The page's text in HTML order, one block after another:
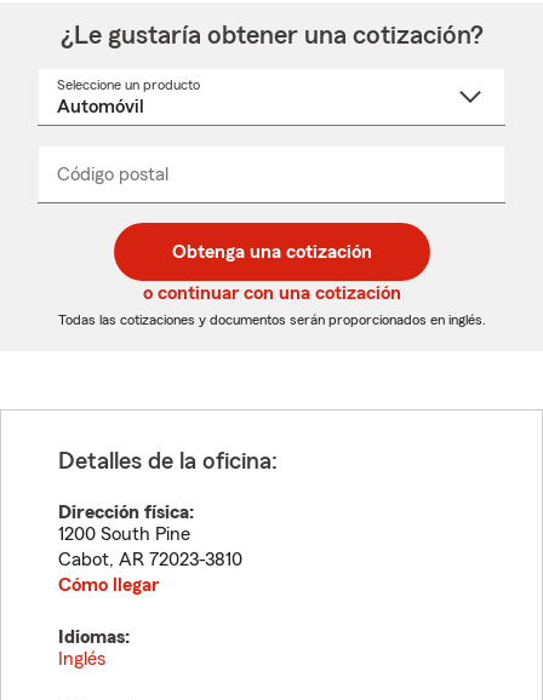
¿Le gustaría obtener una cotización?
Seleccione un producto
desplegable
Código postal
de
5
dígitos
de
5
dígitos
_____
Obtenga una cotización
o continuar con una cotización
Todas las cotizaciones y documentos serán proporcionados en inglés.
Detalles de la oficina:
Dirección física:
1200 South Pine
Cabot, AR 72023-3810
Cómo llegar
Idiomas:
Inglés